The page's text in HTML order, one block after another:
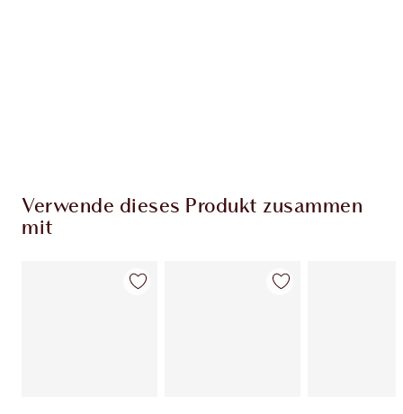
Verwende dieses Produkt zusammen
mit